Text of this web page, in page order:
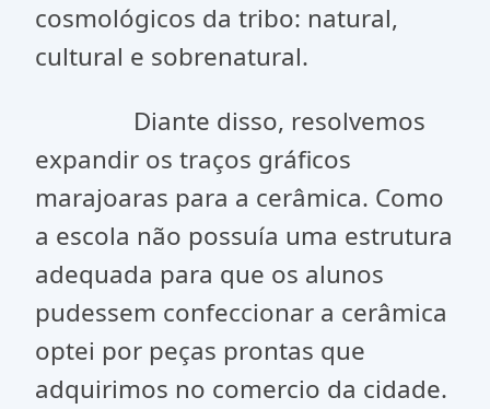
cosmológicos da tribo: natural,
cultural e sobrenatural.
Diante disso, resolvemos
expandir os traços gráficos
marajoaras para a cerâmica. Como
a escola não possuía uma estrutura
adequada para que os alunos
pudessem confeccionar a cerâmica
optei por peças prontas que
adquirimos no comercio da cidade.